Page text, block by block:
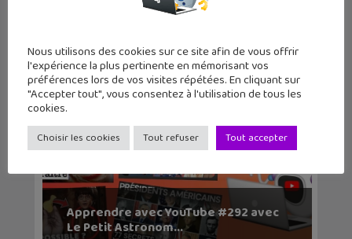
Apprendre avec YouTube #292 avec
Le Petit Astronom...
Nous utilisons des cookies sur ce site afin de vous offrir
l'expérience la plus pertinente en mémorisant vos
préférences lors de vos visites répétées. En cliquant sur
"Accepter tout", vous consentez à l'utilisation de tous les
cookies.
Choisir les cookies Tout refuser Tout accepter